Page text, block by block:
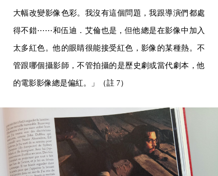
大幅改變影像色彩。我沒有這個問題，我跟導演們都處
得不錯⋯⋯和伍迪．艾倫也是，但他總是在影像中加入
太多紅色。他的眼睛很能接受紅色，影像的某種熱。不
管跟哪個攝影師，不管拍攝的是歷史劇或當代劇本，他
的電影影像總是偏紅。」（註 7）